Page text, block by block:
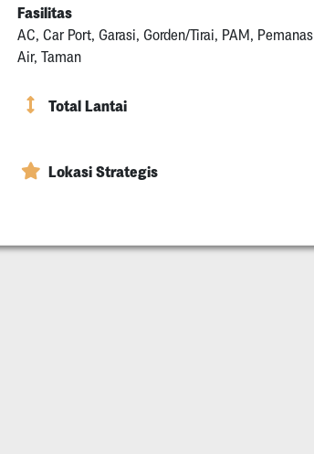
Fasilitas
AC, Car Port, Garasi, Gorden/Tirai, PAM, Pemanas
Air, Taman
Total Lantai
Lokasi Strategis